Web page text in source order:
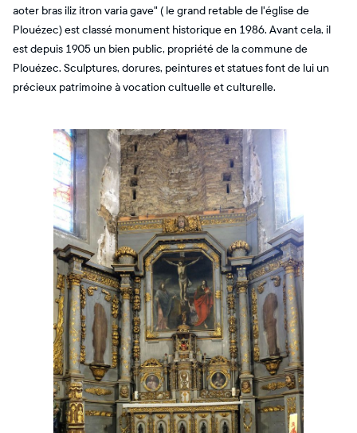
aoter bras iliz itron varia gave" ( le grand retable de l'église de
Plouézec) est classé monument historique en 1986. Avant cela, il
est depuis 1905 un bien public, propriété de la commune de
Plouézec. Sculptures, dorures, peintures et statues font de lui un
précieux patrimoine à vocation cultuelle et culturelle.